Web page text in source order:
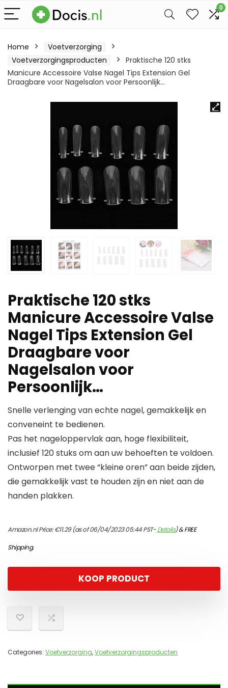
0
Home
Voetverzorging
Voetverzorgingsproducten
Praktische 120 stks
Manicure Accessoire Valse Nagel Tips Extension Gel
Draagbare voor Nagelsalon voor Persoonlijk…
Praktische 120 stks
Manicure Accessoire Valse
Nagel Tips Extension Gel
Draagbare voor
Nagelsalon voor
Persoonlijk…
Snelle verlenging van echte nagel, gemakkelijk en
conveneint te bedienen.
Pas het nageloppervlak aan, hoge flexibiliteit,
inclusief 120 stuks om aan uw behoeften te voldoen.
Ontworpen met twee “kleine oren” aan beide zijden,
die gemakkelijk vast te houden zijn en niet aan de
handen plakken.
Amazon.nl Price:€11.29(as of 06/04/2023 05:44 PST-Details)&FREE
Shipping.
KOOP PRODUCT
Categories: Voetverzorging,Voetverzorgingsproducten